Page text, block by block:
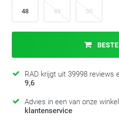
48 49 50
RAD krijgt uit 39998 reviews
9,6
Advies in een van onze
klantenservice